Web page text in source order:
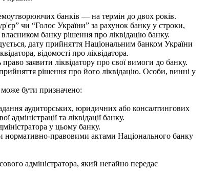
банків — на термін до двох років.
чи “Голос України” за рахунок банку у строки,
банку рішення про ліквідацію банку.
дату прийняття Національним банком України
відомості про ліквідатора.
заявити ліквідатору про свої вимоги до банку.
рішення про його ліквідацію. Особи, винні у
може бути призначено:
аудиторських, юридичних або консалтингових
та ліквідації банку.
у цьому банку.
нормативно-правовими актами Національного банку
адміністратора, який негайно передає